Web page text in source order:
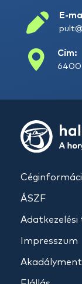
E-
Cím:
6400
ÁSZF
Impresszum